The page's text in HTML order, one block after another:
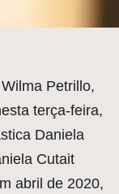
Petrillo,
terça-feira,
Daniela
Cutait
abril de 2020,